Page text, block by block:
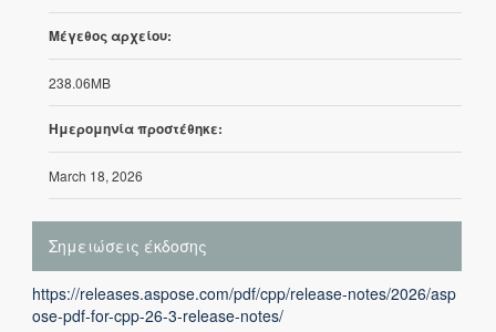
Μέγεθος αρχείου:
238.06MB
Ημερομηνία προστέθηκε:
March 18, 2026
Σημειώσεις έκδοσης
https://releases.aspose.com/pdf/cpp/release-notes/2026/asp
ose-pdf-for-cpp-26-3-release-notes/